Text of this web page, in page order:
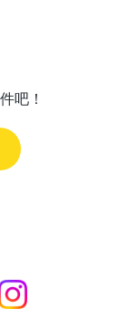
吧！